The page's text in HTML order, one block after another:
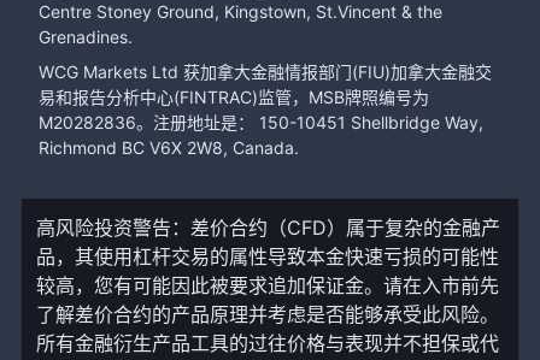
Centre Stoney Ground, Kingstown, St.Vincent & the
Grenadines.
WCG Markets Ltd 获加拿大金融情报部门(FIU)加拿大金融交
易和报告分析中心(FINTRAC)监管，MSB牌照编号为
M20282836。注册地址是： 150-10451 Shellbridge Way,
Richmond BC V6X 2W8, Canada.
高风险投资警告：差价合约（CFD）属于复杂的金融产
品，其使用杠杆交易的属性导致本金快速亏损的可能性
较高，您有可能因此被要求追加保证金。请在入市前先
了解差价合约的产品原理并考虑是否能够承受此风险。
所有金融衍生产品工具的过往价格与表现并不担保或代